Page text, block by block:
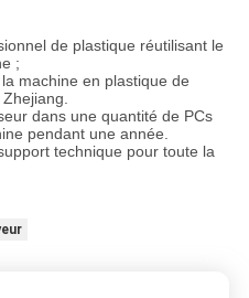
de plastique réutilisant le
;
machine en plastique de
dans une quantité de PCs
pendant une année.
technique pour toute la